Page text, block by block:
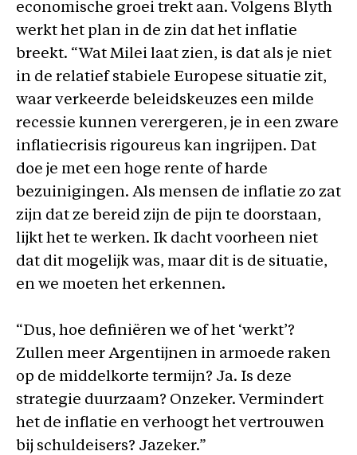
economische groei trekt aan. Volgens Blyth
werkt het plan in de zin dat het inflatie
breekt. “Wat Milei laat zien, is dat als je niet
in de relatief stabiele Europese situatie zit,
waar verkeerde beleidskeuzes een milde
recessie kunnen verergeren, je in een zware
inflatiecrisis rigoureus kan ingrijpen. Dat
doe je met een hoge rente of harde
bezuinigingen. Als mensen de inflatie zo zat
zijn dat ze bereid zijn de pijn te doorstaan,
lijkt het te werken. Ik dacht voorheen niet
dat dit mogelijk was, maar dit is de situatie,
en we moeten het erkennen.
“Dus, hoe definiëren we of het ‘werkt’?
Zullen meer Argentijnen in armoede raken
op de middelkorte termijn? Ja. Is deze
strategie duurzaam? Onzeker. Vermindert
het de inflatie en verhoogt het vertrouwen
bij schuldeisers? Jazeker.”